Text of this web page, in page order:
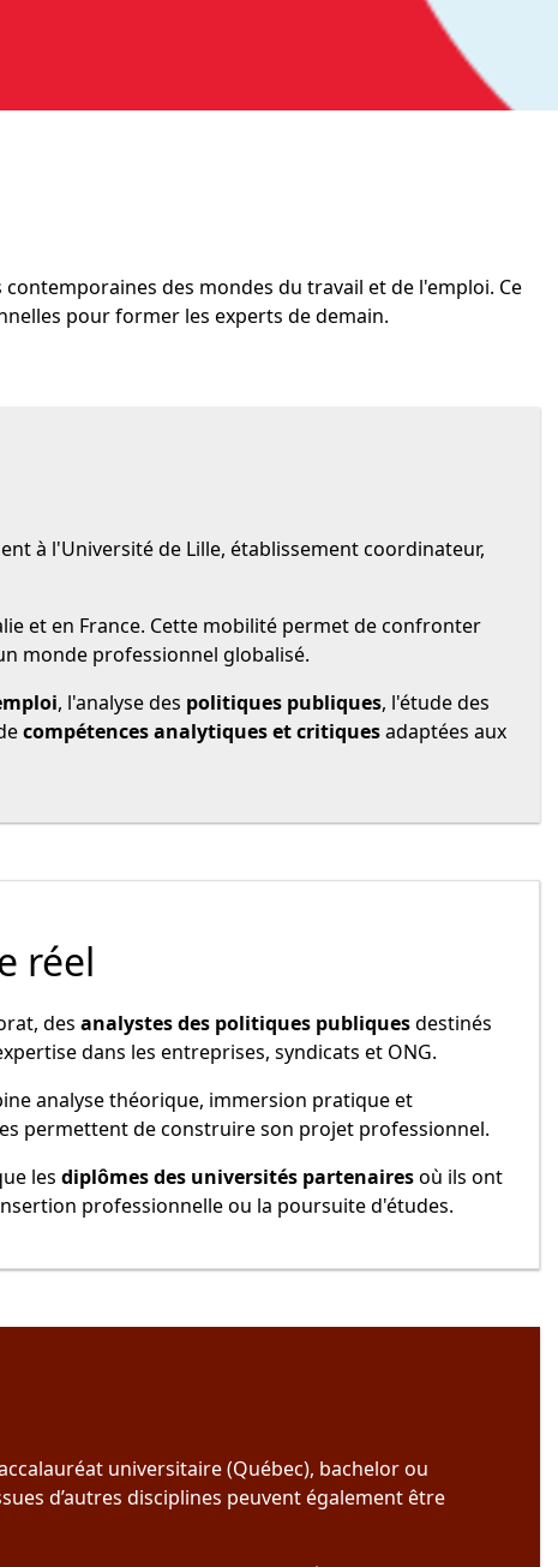
des mondes du travail et de l'emploi. Ce
pour former les experts de demain.
à l'Université de Lille, établissement coordinateur,
et en France. Cette mobilité permet de confronter
monde professionnel globalisé.
, l'analyse des politiques publiques, l'étude des
compétences analytiques et critiquesadaptées aux
réel
des analystes des politiques publiquesdestinés
dans les entreprises, syndicats et ONG.
analyse théorique, immersion pratique et
permettent de construire son projet professionnel.
les diplômes des universités partenairesoù ils ont
professionnelle ou la poursuite d'études.
universitaire (Québec), bachelor ou
d’autres disciplines peuvent également être